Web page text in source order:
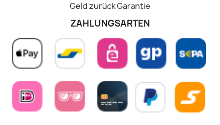
Geld zurück Garantie
ZAHLUNGSARTEN